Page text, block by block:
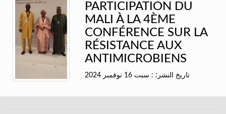
PARTICIPATION DU
MALI À LA 4ÈME
CONFÉRENCE SUR LA
RÉSISTANCE AUX
ANTIMICROBIENS
تاريخ النشر: : سبت 16 نوفمبر 2024